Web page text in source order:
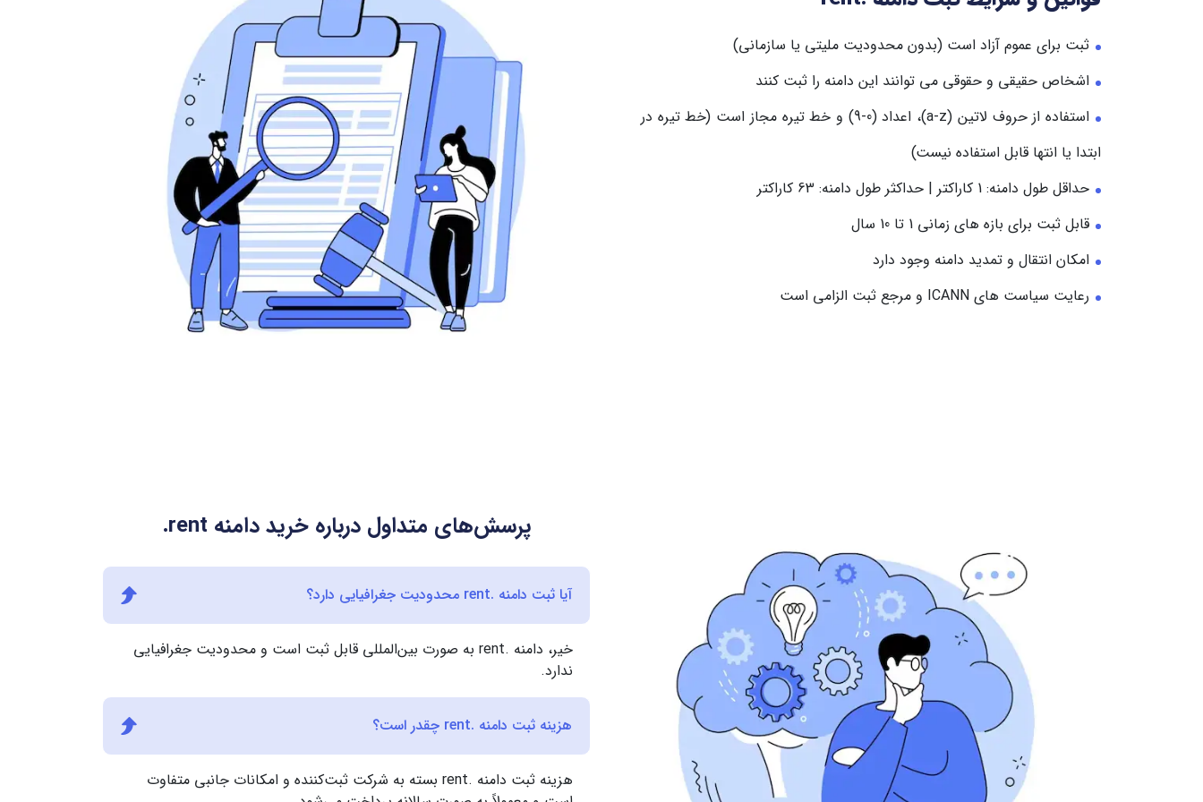
ثبت برای عموم آزاد است (بدون محدودیت ملیتی یا سازمانی)
اشخاص حقیقی و حقوقی می توانند این دامنه را ثبت کنند
استفاده از حروف لاتین (a-z)، اعداد (0-9) و خط تیره مجاز است (خط تیره در
ابتدا یا انتها قابل استفاده نیست)
حداقل طول دامنه: 1 کاراکتر | حداکثر طول دامنه: 63 کاراکتر
قابل ثبت برای بازه های زمانی 1 تا 10 سال
امکان انتقال و تمدید دامنه وجود دارد
رعایت سیاست های ICANN و مرجع ثبت الزامی است
.rent پرسش‌های متداول درباره خرید دامنه
آیا ثبت دامنه .rent محدودیت جغرافیایی دارد؟
خیر، دامنه .rent به صورت بین‌المللی قابل ثبت است و محدودیت جغرافیایی
ندارد.
هزینه ثبت دامنه .rent چقدر است؟
هزینه ثبت دامنه .rent بسته به شرکت ثبت‌کننده و امکانات جانبی متفاوت